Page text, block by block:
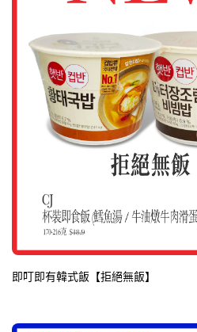
即叮即有韓式飯【拒絕無飯】